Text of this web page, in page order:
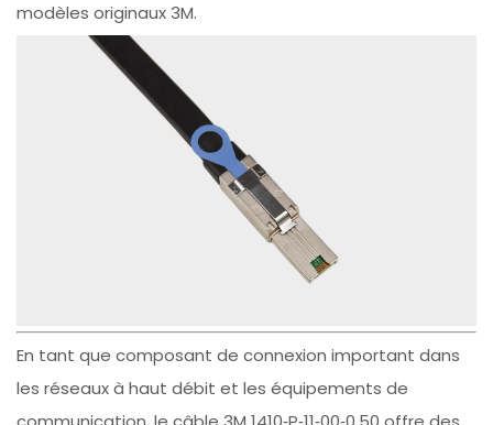
modèles originaux 3M.
En tant que composant de connexion important dans
les réseaux à haut débit et les équipements de